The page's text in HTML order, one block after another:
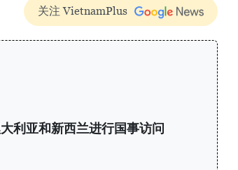
关注 VietnamPlus
利亚和新西兰进行国事访问